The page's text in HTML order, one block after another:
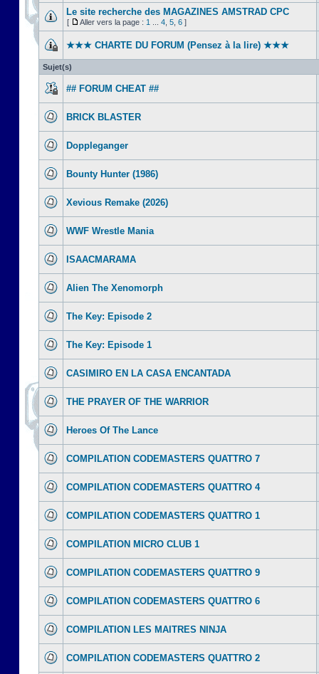
Le site recherche des MAGAZINES AMSTRAD CPC
[ Aller vers la page : 1 4 5 6 ]
★★★ CHARTE DU FORUM (Pensez à la lire) ★★★
Sujet(s)
## FORUM CHEAT ##
BRICK BLASTER
Doppleganger
Bounty Hunter (1986)
Xevious Remake (2026)
WWF Wrestle Mania
ISAACMARAMA
Alien The Xenomorph
The Key: Episode 2
The Key: Episode 1
CASIMIRO EN LA CASA ENCANTADA
THE PRAYER OF THE WARRIOR
Heroes Of The Lance
COMPILATION CODEMASTERS QUATTRO 7
COMPILATION CODEMASTERS QUATTRO 4
COMPILATION CODEMASTERS QUATTRO 1
COMPILATION MICRO CLUB 1
COMPILATION CODEMASTERS QUATTRO 9
COMPILATION CODEMASTERS QUATTRO 6
COMPILATION LES MAITRES NINJA
COMPILATION CODEMASTERS QUATTRO 2